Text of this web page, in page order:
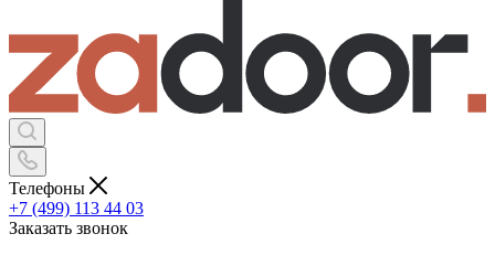
Телефоны
+7 (499) 113 44 03
Заказать звонок